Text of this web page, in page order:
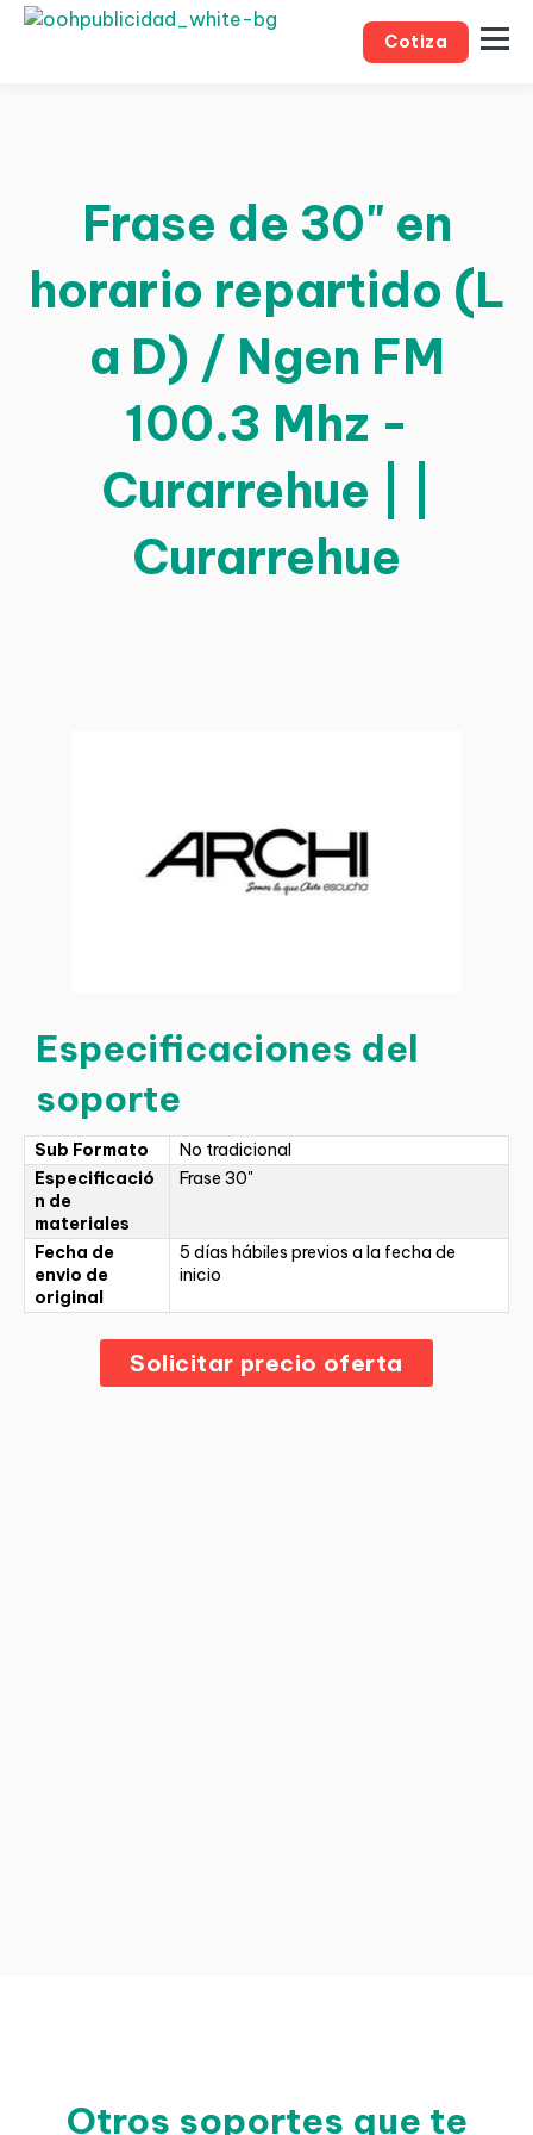
Cotiza
Frase de 30" en
horario repartido (L
a D) / Ngen FM
100.3 Mhz -
Curarrehue | |
Curarrehue
Especificaciones del
soporte
Sub Formato
No tradicional
Especificació
n de
materiales
Frase 30"
Fecha de
envio de
original
5 días hábiles previos a la fecha de
inicio
Solicitar precio oferta
Otros soportes que te